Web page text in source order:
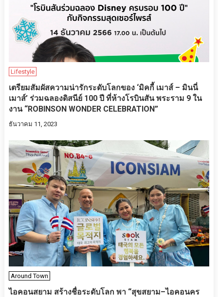
Lifestyle
เตรียมสัมผัสความน่ารักระดับโลกของ ‘มิคกี้ เมาส์ – มินนี่
เมาส์’ ร่วมฉลองดิสนีย์ 100 ปี ที่ห้างโรบินสัน พระราม 9 ใน
งาน “ROBINSON WONDER CELEBRATION”
ธันวาคม 11, 2023
Around Town
ไอคอนสยาม สร้างชื่อระดับโลก พา “สุขสยาม–ไอคอนคร